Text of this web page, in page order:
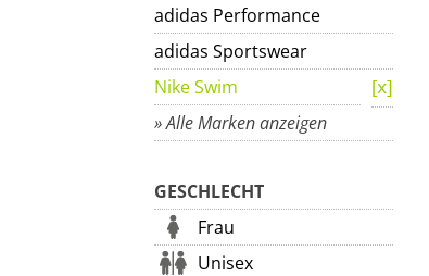
adidas Performance
adidas Sportswear
Nike Swim
» Alle Marken anzeigen
GESCHLECHT
Frau
Unisex